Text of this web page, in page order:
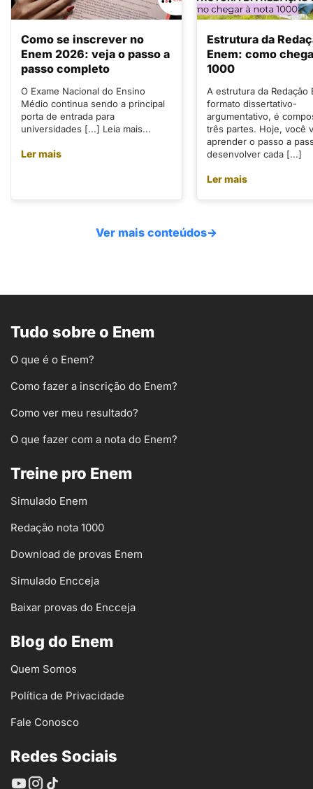
Como se inscrever no
Enem 2026: veja o passo a
passo completo
O Exame Nacional do Ensino
Médio continua sendo a principal
porta de entrada para
universidades [...] Leia mais...
Ler mais
Estrutura da
Enem: como
1000
A estrutura da Redação
formato dissertativo-
argumentativo, é
três partes. Hoje, você
aprender o passo a
desenvolver cada [...]
Ler mais
Ver mais conteúdos→
Tudo sobre o Enem
O que é o Enem?
Como fazer a inscrição do Enem?
Como ver meu resultado?
O que fazer com a nota do Enem?
Treine pro Enem
Simulado Enem
Redação nota 1000
Download de provas Enem
Simulado Encceja
Baixar provas do Encceja
Blog do Enem
Quem Somos
Política de Privacidade
Fale Conosco
Redes Sociais